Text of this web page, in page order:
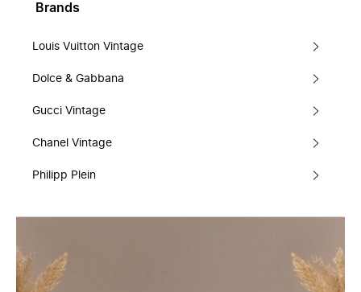
Brands
Louis Vuitton Vintage
Dolce & Gabbana
Gucci Vintage
Chanel Vintage
Philipp Plein